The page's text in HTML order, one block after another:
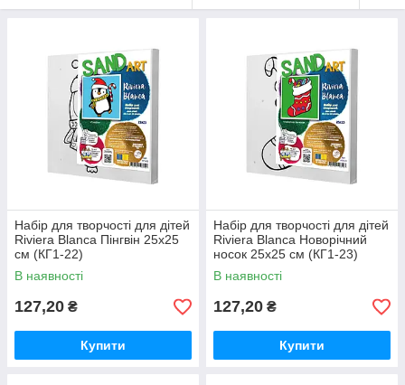
Набір для творчості для дітей
Riviera Blanca Пінгвін 25x25
см (КГ1-22)
В наявності
127,20 ₴
Купити
Набір для творчості для дітей
Riviera Blanca Новорічний
носок 25x25 см (КГ1-23)
В наявності
127,20 ₴
Купити